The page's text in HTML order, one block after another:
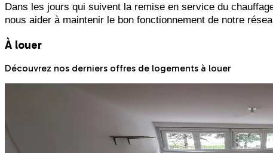
Dans les jours qui suivent la remise en service du
nous aider à maintenir le bon fonctionnement de notre
À louer
Découvrez nos derniers offres de logements à louer